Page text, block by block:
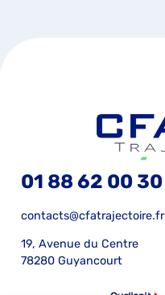
01 88 62 00 30
contacts@cfatrajectoire.fr
19, Avenue du Centre
78280 Guyancourt